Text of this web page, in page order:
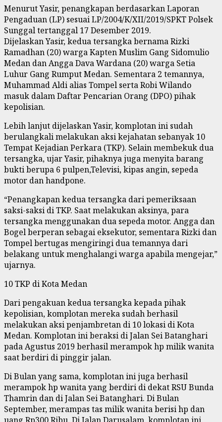
Menurut Yasir, penangkapan berdasarkan Laporan
Pengaduan (LP) sesuai LP/2004/K/XII/2019/SPKT Polsek
Sunggal tertanggal 17 Desember 2019.
Dijelaskan Yasir, kedua tersangka bernama Rizki
Ramadhan (20) warga Kapten Muslim Gang Sidomulio
Medan dan Angga Dava Wardana (20) warga Setia
Luhur Gang Rumput Medan. Sementara 2 temannya,
Muhammad Aldi alias Tompel serta Robi Wilando
masuk dalam Daftar Pencarian Orang (DPO) pihak
kepolisian.
Lebih lanjut dijelaskan Yasir, komplotan ini sudah
berulangkali melakukan aksi kejahatan sebanyak 10
Tempat Kejadian Perkara (TKP). Selain membekuk dua
tersangka, ujar Yasir, pihaknya juga menyita barang
bukti berupa 6 pulpen,Televisi, kipas angin, sepeda
motor dan handpone.
“Penangkapan kedua tersangka dari pemeriksaan
saksi-saksi di TKP. Saat melakukan aksinya, para
tersangka menggunakan dua sepeda motor. Angga dan
Bogel berperan sebagai eksekutor, sementara Rizki dan
Tompel bertugas mengiringi dua temannya dari
belakang untuk menghalangi warga apabila mengejar,”
ujarnya.
10 TKP di Kota Medan
Dari pengakuan kedua tersangka kepada pihak
kepolisian, komplotan mereka sudah berhasil
melakukan aksi penjambretan di 10 lokasi di Kota
Medan. Komplotan ini beraksi di Jalan Sei Batanghari
pada Agustus 2019 berhasil merampok hp milik wanita
saat berdiri di pinggir jalan.
Di Bulan yang sama, komplotan ini juga berhasil
merampok hp wanita yang berdiri di dekat RSU Bunda
Thamrin dan di Jalan Sei Batanghari. Di Bulan
September, merampas tas milik wanita berisi hp dan